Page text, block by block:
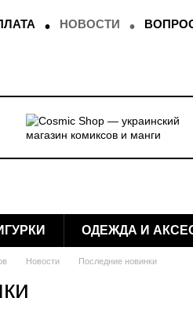
НОВОСТИ
ОДЕЖДА И
Новости Последние новинки